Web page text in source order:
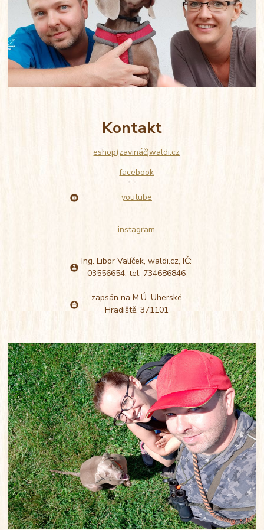
Kontakt
eshop(zavináč)waldi.cz
facebook
youtube
instagram
Ing. Libor Valíček, waldi.cz,IČ:
03556654, tel: 734686846
zapsán na M.Ú. Uherské
Hradiště, 371101